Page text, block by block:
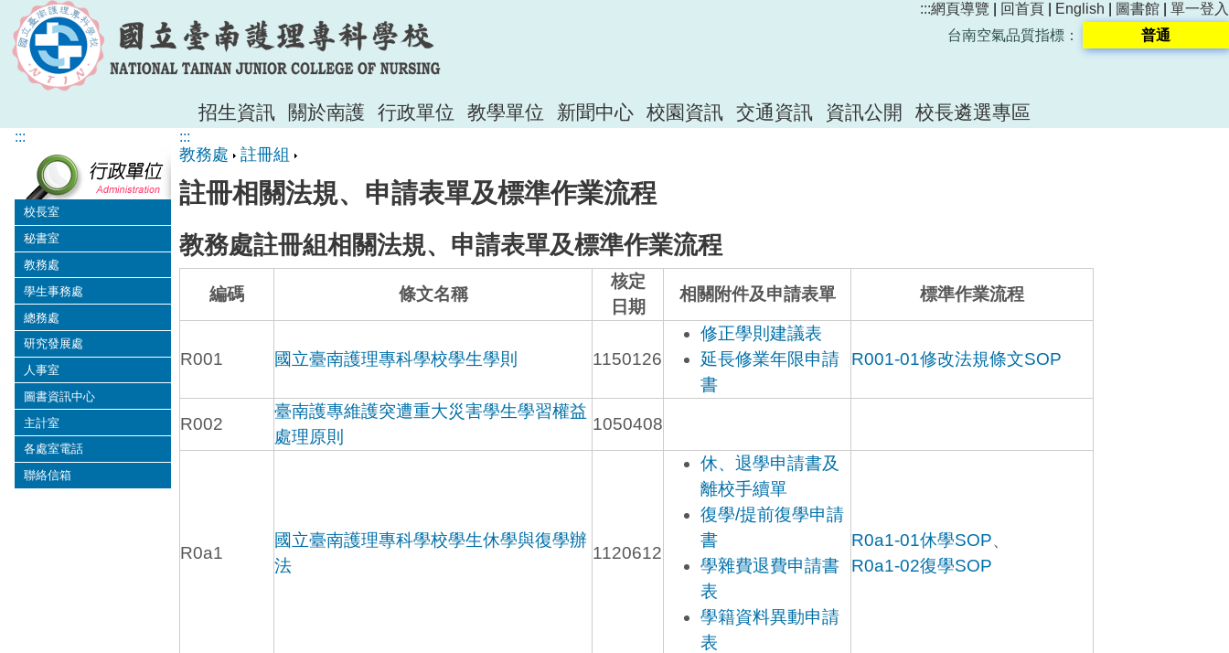
:::網頁導覽 回首頁 English 圖書館
單一登入
台南空氣品質指標：
普通
招生資訊 關於南護 行政單位 教學單位 新聞中心 校園資訊 交通資訊 資訊公開 校長遴選專區
:::
校長室
秘書室
教務處
學生事務處
總務處
研究發展處
人事室
圖書資訊中心
主計室
各處室電話
聯絡信箱
:::
教務處 註冊組
註冊相關法規、申請表單及標準作業流程
教務處註冊組相關法規、申請表單及標準作業流程
編碼 條文名稱
核定
日期
相關附件及申請表單 標準作業流程
R001 國立臺南護理專科學校學生學則 1150126
修正學則建議表
延長修業年限申請
書
R001-01修改法規條文SOP
R002
臺南護專維護突遭重大災害學生學習權益
處理原則
1050408
R0a1
國立臺南護理專科學校學生休學與復學辦
法
1120612
休、退學申請書及
離校手續單
復學/提前復學申請
書
學雜費退費申請書
表
學籍資料異動申請
表
R0a1-01休學SOP、
R0a1-02復學SOP